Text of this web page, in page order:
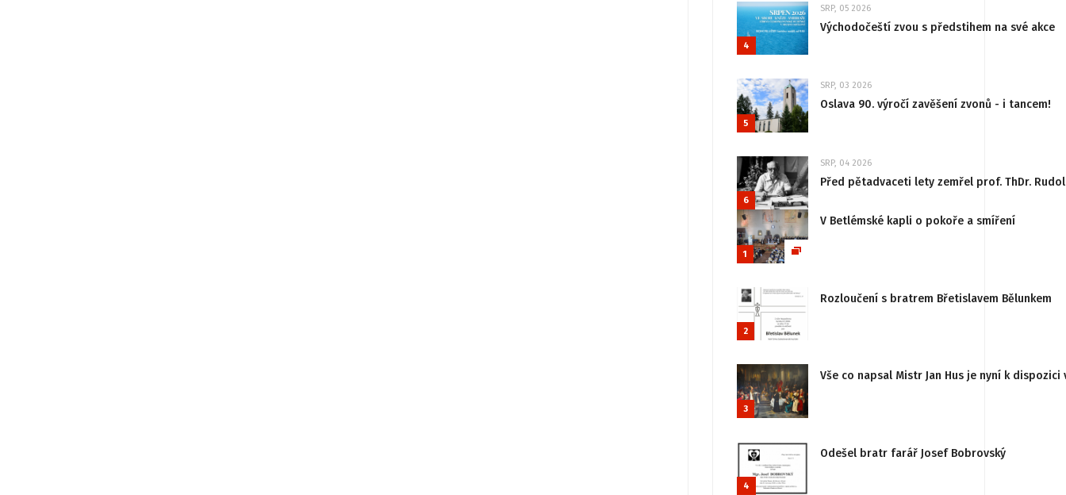
4
SRP, 05 2026
Východočeští zvou s předstihem na své akce
5
SRP, 03 2026
Oslava 90. výročí zavěšení zvonů - i tancem!
6
SRP, 04 2026
Před pětadvaceti lety zemřel prof. ThDr.
1
V Betlémské kapli o pokoře a smíření
2
Rozloučení s bratrem Břetislavem Bělunkem
3
Vše co napsal Mistr Jan Hus je nyní k
4
Odešel bratr farář Josef Bobrovský